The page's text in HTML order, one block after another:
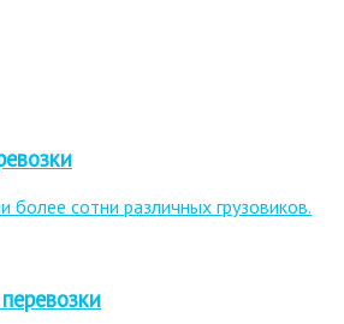
сотни различных грузовиков.